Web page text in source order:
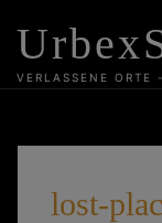
content
VERLASSENE
lost-